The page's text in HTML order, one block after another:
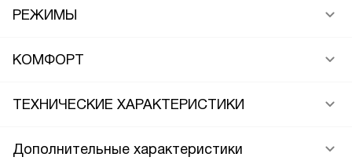
РЕЖИМЫ
КОМФОРТ
ТЕХНИЧЕСКИЕ ХАРАКТЕРИСТИКИ
Дополнительные характеристики